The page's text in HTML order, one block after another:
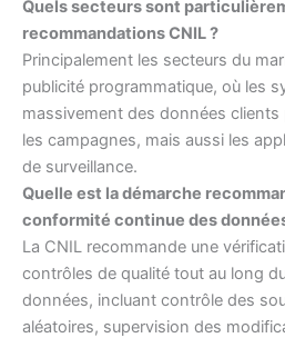
Quels secteurs sont
recommandations CNIL ?
Principalement les secteurs du
publicité programmatique, où les
massivement des données
les campagnes, mais aussi les
de surveillance.
Quelle est la démarche
conformité continue des
La CNIL recommande une
contrôles de qualité tout au long
données, incluant contrôle des
aléatoires, supervision des